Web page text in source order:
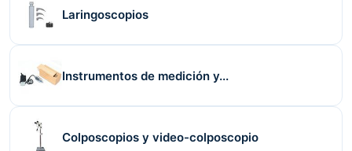
Laringoscopios
Instrumentos de medición y...
Colposcopios y video-colposcopio